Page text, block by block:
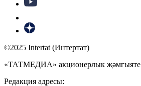
©2025 Intertat (Интертат)
«ТАТМЕДИА» акционерлык җәмгыяте
Редакция адресы: